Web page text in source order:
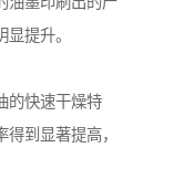
提升。
的快速干燥特
到显著提高，